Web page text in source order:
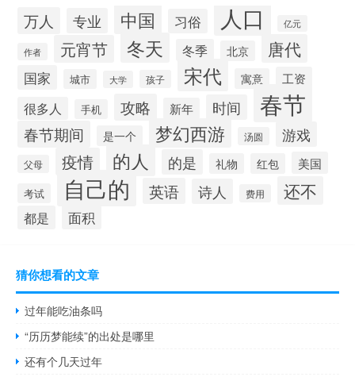
万人 专业 中国 习俗 人口 亿元
作者 元宵节 冬天 冬季 北京 唐代
国家 城市 大学 孩子 宋代 寓意 工资
很多人 手机 攻略 新年 时间 春节
春节期间 是一个 梦幻西游 汤圆 游戏
父母 疫情 的人 的是 礼物 红包 美国
考试 自己的 英语 诗人 费用 还不
都是 面积
猜你想看的文章
过年能吃油条吗
“历历梦能续”的出处是哪里
还有个几天过年